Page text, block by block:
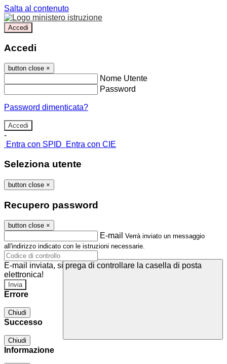
Salta al contenuto
Accedi
Accedi
button close ×
Nome Utente
Password
Password dimenticata?
-
Entra con SPID
Entra con CIE
Seleziona utente
button close ×
Recupero password
button close ×
E-mail Verrà inviato un messaggio
all'indirizzo indicato con le istruzioni necessarie.
E-mail inviata, si prega di controllare la casella di posta
elettronica!
Errore
Chiudi
Successo
Chiudi
Informazione